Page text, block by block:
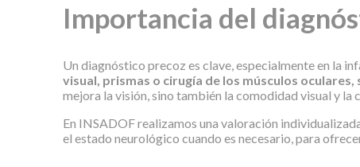
Importancia del
Un diagnóstico precoz es clave, especialmente en la
visual, prismas o cirugía de los músculos oculares,
mejora la visión, sino también la comodidad visual y la
En INSADOF realizamos una valoración
el estado neurológico cuando es necesario, para